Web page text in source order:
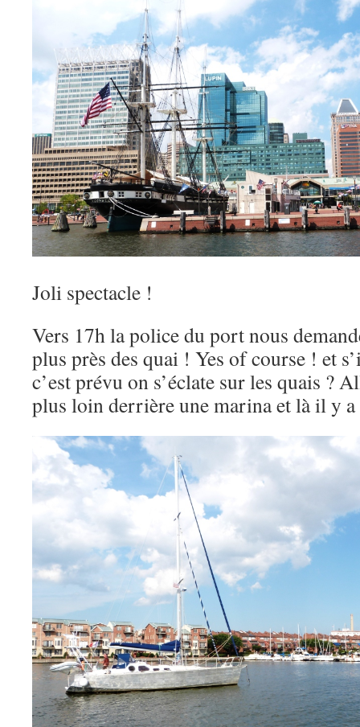
Joli spectacle !
Vers 17h la police du port nous
plus près des quai ! Yes of course ! et
c’est prévu on s’éclate sur les quais ?
plus loin derrière une marina et là il y a